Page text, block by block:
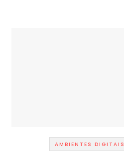
AMBIENTES DIGITAIS